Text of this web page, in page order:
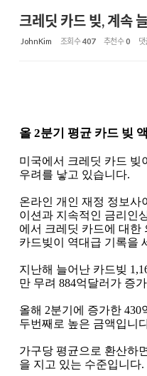
크레딧 카드 빚, 계속
JohnKim 조회 수407 추천 수0 댓
올 2분기 평균 카드 빚
미국에서 크레딧 카드 빚
우려를 낳고 있습니다.
온라인 개인 재정 정보사
이션과 지속적인 금리인
에서 크레딧 카드에 대한
카드빚이 역대급 기록을
지난해 늘어난 카드빚
만 무려 884억달러가 증
올해 2분기에 증가한 430
두번째로 높은 금액입니
가구당 평균으로 환산하
을 지고 있는 수준입니다.